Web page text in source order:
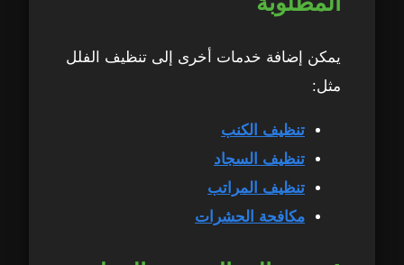
يمكن إضافة خدمات أخرى إلى تنظيف الفلل
مثل:
تنظيف الكنب
تنظيف السجاد
تنظيف المراتب
مكافحة الحشرات